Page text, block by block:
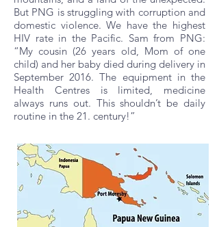
But PNG is struggling with corruption and
domestic violence. We have the highest
HIV rate in the Pacific. Sam from PNG:
“My cousin (26 years old, Mom of one
child) and her baby died during delivery in
September 2016. The equipment in the
Health Centres is limited, medicine
always runs out. This shouldn’t be daily
routine in the 21. century!”